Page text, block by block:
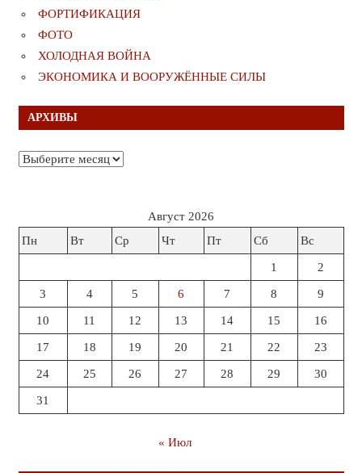
ФОРТИФИКАЦИЯ
ФОТО
ХОЛОДНАЯ ВОЙНА
ЭКОНОМИКА И ВООРУЖЁННЫЕ СИЛЫ
АРХИВЫ
Архивы
Август 2026
Пн
Вт Ср Чт Пт Сб Вс
1 2
3 4 5 6 7 8 9
10 11 12 13 14 15 16
17 18 19 20 21 22 23
24 25 26 27 28 29 30
31
« Июл